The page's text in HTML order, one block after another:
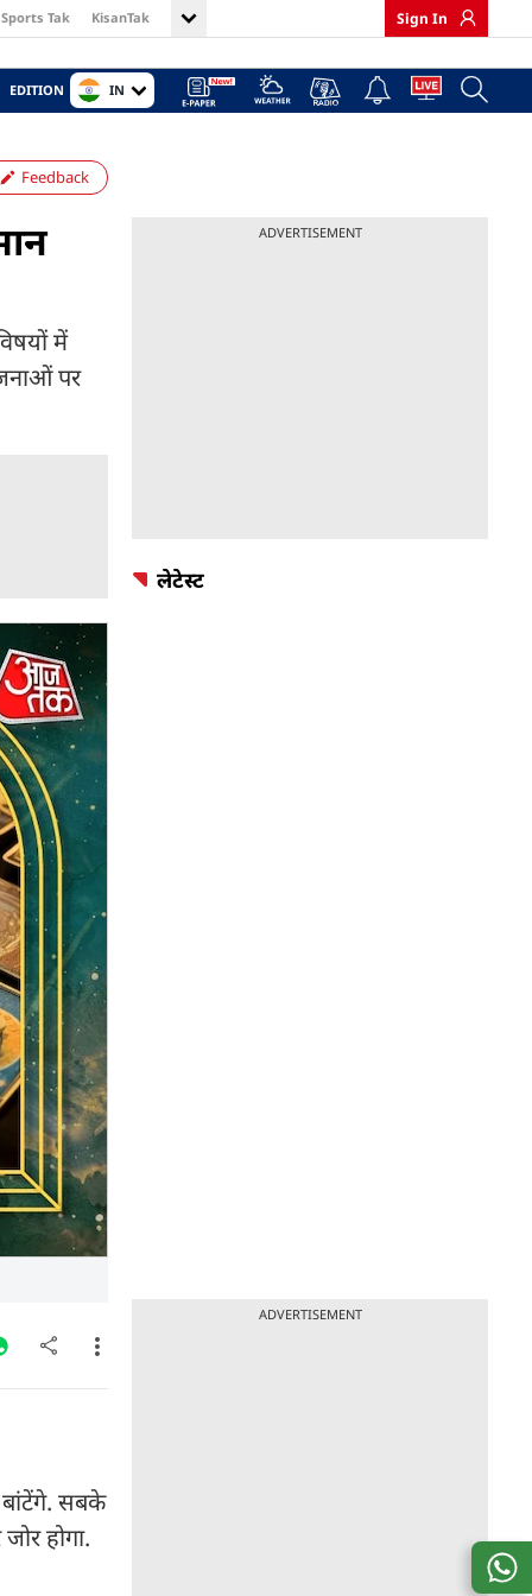
Sports Tak KisanTak Sign In
EDITION IN
Feedback
में
पर
सबके
होगा.
ADVERTISEMENT
लेटेस्ट
ADVERTISEMENT